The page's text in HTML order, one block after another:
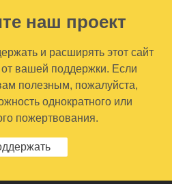
наш проект
и расширять этот сайт
от вашей поддержки. Если
полезным, пожалуйста,
однократного или
пожертвования.